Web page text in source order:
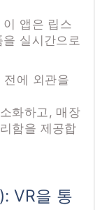
앱은 립스
실시간으로
전에 외관을
화하고, 매장
함을 제공합
VR을 통